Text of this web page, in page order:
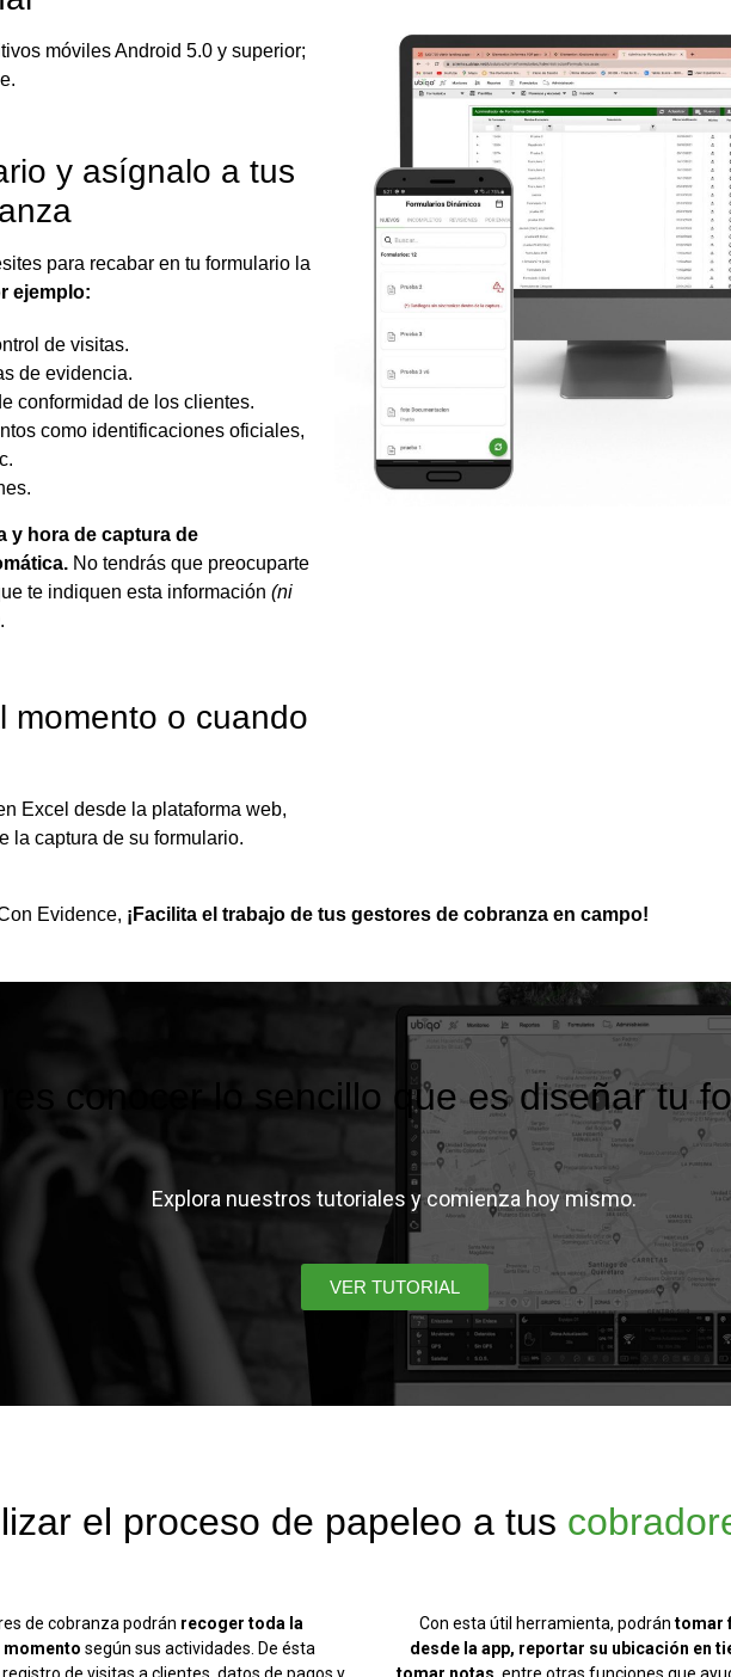
móviles Android 5.0 y superior;
y asígnalo a tus
para recabar en tu formulario la
ejemplo:
de visitas.
de evidencia.
conformidad de los clientes.
como identificaciones oficiales,
y hora de captura de
No tendrás que preocuparte
te indiquen esta información (ni
.
momento o cuando
Excel desde la plataforma web,
la captura de su formulario.
Evidence, ¡Facilita el trabajo de tus gestores de cobranza en campo!
conocer lo sencillo que es diseñar tu
Explora nuestros tutoriales y comienza hoy mismo.
VER TUTORIAL
el proceso de papeleo a tus
de cobranza podrán recoger toda la
momento según sus actividades. De ésta
de visitas a clientes, datos de pagos y
Con esta útil herramienta, podrán tomar
desde la app, reportar su ubicación en
tomar notas , entre otras funciones que